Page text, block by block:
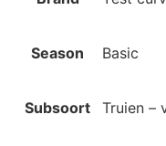
Season Basic
Subsoort Truien –